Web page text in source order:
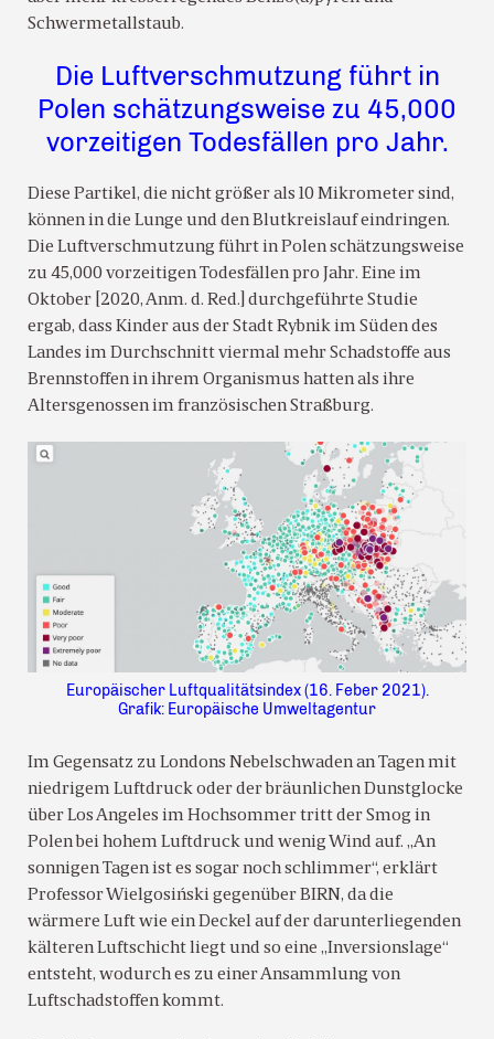
Schwermetallstaub.
Die Luftverschmutzung führt in
Polen schätzungsweise zu 45,000
vorzeitigen Todesfällen pro Jahr.
Diese Partikel, die nicht größer als 10 Mikrometer sind,
können in die Lunge und den Blutkreislauf eindringen.
Die Luftverschmutzung führt in Polen schätzungsweise
zu 45,000 vorzeitigen Todesfällen pro Jahr. Eine im
Oktober [2020, Anm. d. Red.] durchgeführte Studie
ergab, dass Kinder aus der Stadt Rybnik im Süden des
Landes im Durchschnitt viermal mehr Schadstoffe aus
Brennstoffen in ihrem Organismus hatten als ihre
Altersgenossen im französischen Straßburg.
Europäischer Luftqualitätsindex (16. Feber 2021).
Grafik: Europäische Umweltagentur
Im Gegensatz zu Londons Nebelschwaden an Tagen mit
niedrigem Luftdruck oder der bräunlichen Dunstglocke
über Los Angeles im Hochsommer tritt der Smog in
Polen bei hohem Luftdruck und wenig Wind auf. „An
sonnigen Tagen ist es sogar noch schlimmer“, erklärt
Professor Wielgosiński gegenüber BIRN, da die
wärmere Luft wie ein Deckel auf der darunterliegenden
kälteren Luftschicht liegt und so eine „Inversionslage“
entsteht, wodurch es zu einer Ansammlung von
Luftschadstoffen kommt.